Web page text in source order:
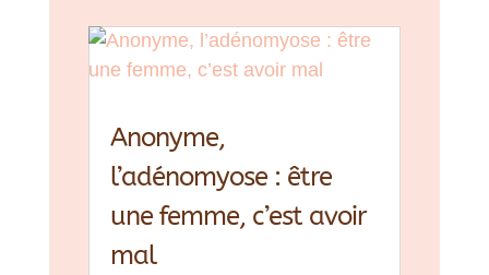
Anonyme,
l’adénomyose : être
une femme, c’est avoir
mal